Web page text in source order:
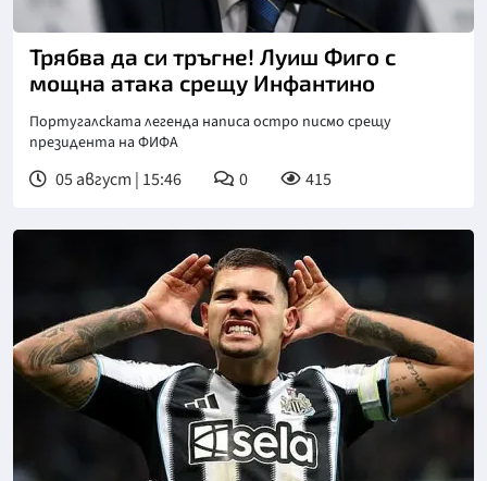
Снимка: Кийстоун
Трябва да си тръгне! Луиш Фиго с
мощна атака срещу Инфантино
Португалската легенда написа остро писмо срещу
президента на ФИФА
05 август | 15:46 0 415